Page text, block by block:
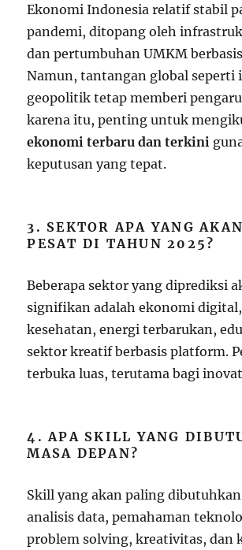
Ekonomi Indonesia relatif stabil
pandemi, ditopang oleh
dan pertumbuhan UMKM
Namun, tantangan global seperti
geopolitik tetap memberi
karena itu, penting untuk
ekonomi terbaru dan terkini
keputusan yang tepat.
3. SEKTOR APA YANG
PESAT DI TAHUN 2025?
Beberapa sektor yang diprediksi
signifikan adalah ekonomi
kesehatan, energi terbarukan,
sektor kreatif berbasis platform.
terbuka luas, terutama bagi
4. APA SKILL YANG
MASA DEPAN?
Skill yang akan paling
analisis data, pemahaman
problem solving, kreativitas, dan